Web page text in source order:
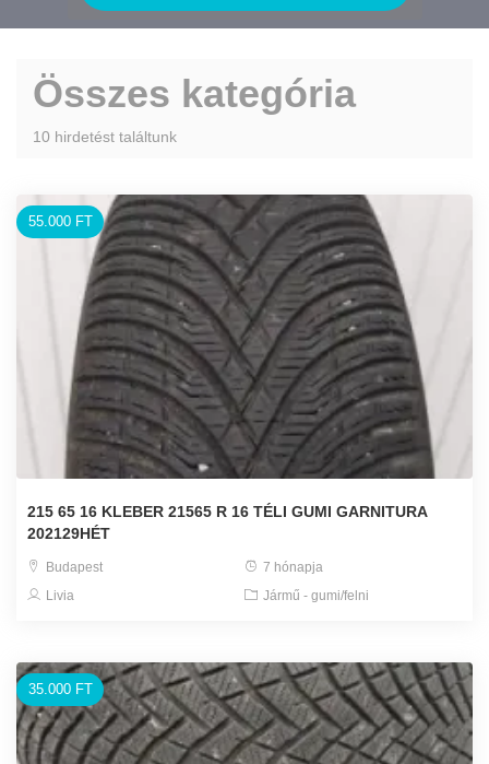
Összes kategória
10 hirdetést találtunk
55.000 FT
215 65 16 KLEBER 21565 R 16 TÉLI GUMI GARNITURA
202129HÉT
Budapest
7 hónapja
Livia
Jármű - gumi/felni
35.000 FT